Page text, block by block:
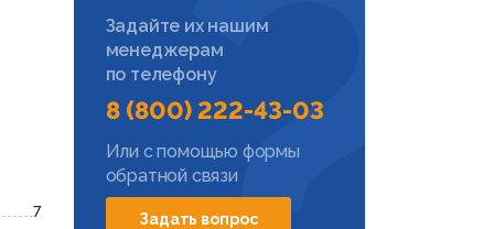
7
Задайте их нашим
менеджерам
по телефону
8 (800) 222-43-03
Или с помощью формы
обратной связи
Задать вопрос